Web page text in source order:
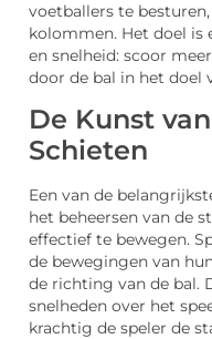
voetballers te
kolommen. Het doel is
en snelheid: scoor
door de bal in het doel
De Kunst
Schieten
Een van de
het beheersen van de
effectief te bewegen.
de bewegingen van
de richting van de bal.
snelheden over het
krachtig de speler de